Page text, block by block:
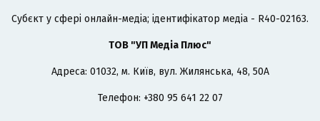
Cубєкт у сфері онлайн-медіа; ідентифікатор медіа - R40-02163.
ТОВ "УП Медіа Плюс"
Адреса: 01032, м. Київ, вул. Жилянська, 48, 50А
Телефон: +380 95 641 22 07